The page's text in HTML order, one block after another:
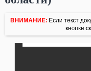
ВНИМАНИЕ: Если текст
кнопке